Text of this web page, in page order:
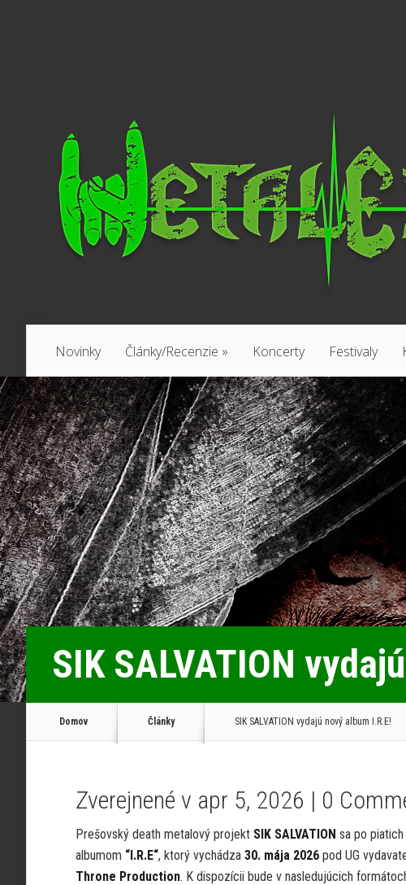
Novinky Články/Recenzie » Koncerty Festivaly
SIK SALVATION
Domov Články SIK SALVATION vydajú nový album I.R.E!
Zverejnené v apr 5, 2026 | 0
Prešovský death metalový projekt SIK SALVATION sa po
albumom “I.R.E“, ktorý vychádza 30. mája 2026 pod UG
Throne Production. K dispozícii bude v nasledujúcich